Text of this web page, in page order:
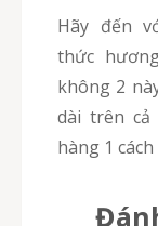
Hãy đến với chacabanhmi.com để thưởng
thức
không 2
dài trên cả
hàng 1